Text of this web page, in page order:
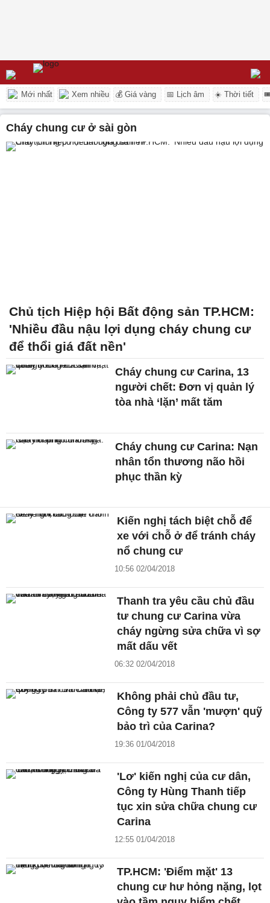
Mới nhất Xem nhiều 💰 Giá vàng 📅 Lịch âm ☀️ Thời tiết
cháy chung cư ở sài gòn
Chủ tịch Hiệp hội Bất động sản TP.HCM:
'Nhiều đầu nậu lợi dụng cháy chung cư
để thổi giá đất nền'
Cháy chung cư Carina, 13
người chết: Đơn vị quản lý
tòa nhà ‘lặn’ mất tăm
Cháy chung cư Carina: Nạn
nhân tổn thương não hồi
phục thần kỳ
Kiến nghị tách biệt chỗ để
xe với chỗ ở để tránh cháy
nổ chung cư
10:56 02/04/2018
Thanh tra yêu cầu chủ đầu
tư chung cư Carina vừa
cháy ngừng sửa chữa vì sợ
mất dấu vết
06:32 02/04/2018
Không phải chủ đầu tư,
Công ty 577 vẫn 'mượn' quỹ
bảo trì của Carina?
19:36 01/04/2018
'Lơ' kiến nghị của cư dân,
Công ty Hùng Thanh tiếp
tục xin sửa chữa chung cư
Carina
12:55 01/04/2018
TP.HCM: 'Điểm mặt' 13
chung cư hư hỏng nặng, lọt